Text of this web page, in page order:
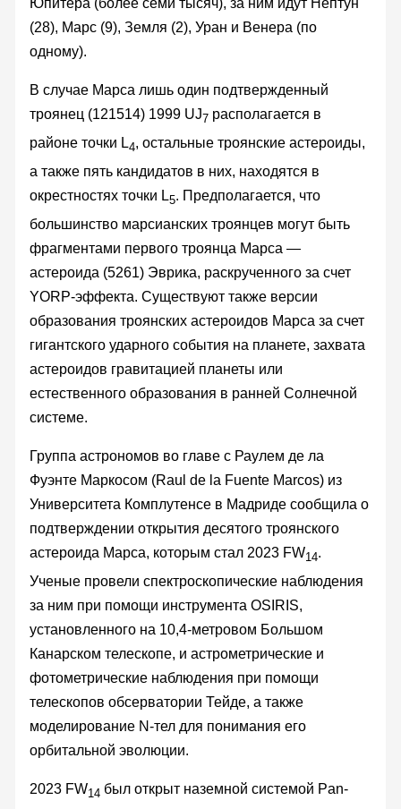
(28), Марс (9), Земля (2), Уран и Венера (по
одному).
В случае Марса лишь один подтвержденный
троянец (121514) 1999 UJ7располагается в
районе точки L4, остальные троянские астероиды,
а также пять кандидатов в них, находятся в
окрестностях точки L5. Предполагается, что
большинство марсианских троянцев могут быть
фрагментами первого троянца Марса —
астероида (5261) Эврика, раскрученного за счет
YORP-эффекта. Существуют также версии
образования троянских астероидов Марса за счет
гигантского ударного события на планете, захвата
астероидов гравитацией планеты или
естественного образования в ранней Солнечной
системе.
Группа астрономов во главе с Раулем де ла
Фуэнте Маркосом (Raul de la Fuente Marcos) из
Университета Комплутенсе в Мадриде сообщила о
подтверждении открытия десятого троянского
астероида Марса, которым стал 2023 FW14.
Ученые провели спектроскопические наблюдения
за ним при помощи инструмента OSIRIS,
установленного на 10,4-метровом Большом
Канарском телескопе, и астрометрические и
фотометрические наблюдения при помощи
телескопов обсерватории Тейде, а также
моделирование N-тел для понимания его
орбитальной эволюции.
2023 FW14 был открыт наземной системой Pan-